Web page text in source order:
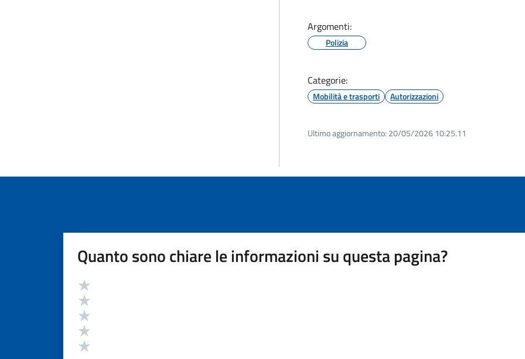
Argomenti:
Polizia
Categorie:
Mobilità e trasporti Autorizzazioni
Ultimo aggiornamento: 20/05/2026 10:25.11
Quanto sono chiare le informazioni su questa pagina?
Valutazione